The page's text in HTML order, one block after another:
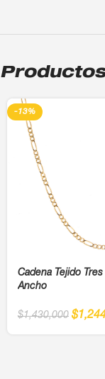
-13%
Cadena Tejido
Ancho
$1,430,000 $